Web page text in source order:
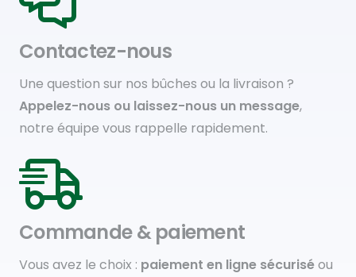
Contactez-nous
Une question sur nos bûches ou la livraison ?
Appelez-nous ou laissez-nous un message,
notre équipe vous rappelle rapidement.
Commande & paiement
Vous avez le choix : paiement en ligne sécuriséou